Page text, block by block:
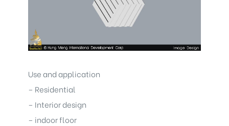
Use and application
– Residential
– Interior design
– indoor floor